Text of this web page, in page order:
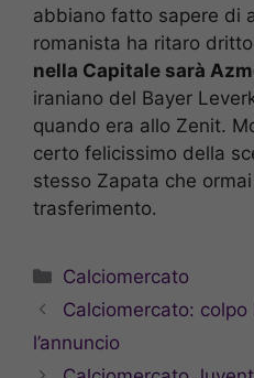
abbiano fatto sapere di
romanista ha ritaro
nella Capitale sarà
iraniano del Bayer
quando era allo Zenit.
certo felicissimo della
stesso Zapata che
trasferimento.
Categorie
Calciomercato
Calciomercato:
l’annuncio